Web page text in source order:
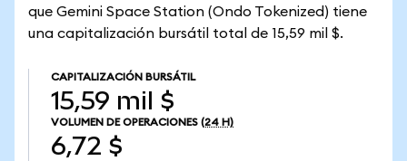
que Gemini Space Station (Ondo Tokenized) tiene
una capitalización bursátil total de 15,59 mil $.
CAPITALIZACIÓN BURSÁTIL
15,59 mil $
VOLUMEN DE OPERACIONES (24 H)
6,72 $